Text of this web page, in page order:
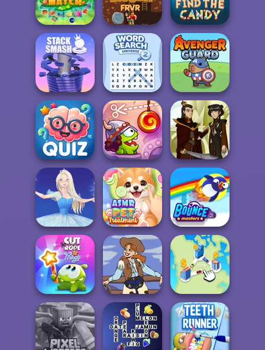
Fish Story Skydom Candy Riddles
Forest Match
Gold Digger
FRVR
Find the Candy
Stack Smash
Word Search
Universe 2
Avenger Guard
Quizmania: Trivia
Game
Cut The Rope:
Time Travel
Firebender Zuko
Ice Ballerina
ASMR Pet
Treatment
Bouncemasters
Cut The Rope
Magic
Cowgirl State Connect